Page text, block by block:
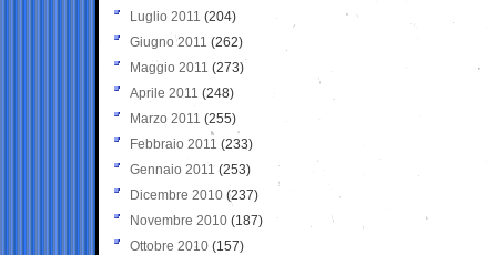
Luglio 2011 (204)
Giugno 2011 (262)
Maggio 2011 (273)
Aprile 2011 (248)
Marzo 2011 (255)
Febbraio 2011 (233)
Gennaio 2011 (253)
Dicembre 2010 (237)
Novembre 2010 (187)
Ottobre 2010 (157)